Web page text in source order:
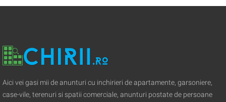
Aici vei gasi mii de anunturi cu inchirieri de apartamente, garsoniere,
case-vile, terenuri si spatii comerciale, anunturi postate de persoane